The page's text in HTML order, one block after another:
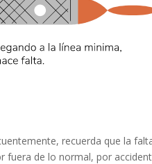
, recuerda que la
de lo normal, por